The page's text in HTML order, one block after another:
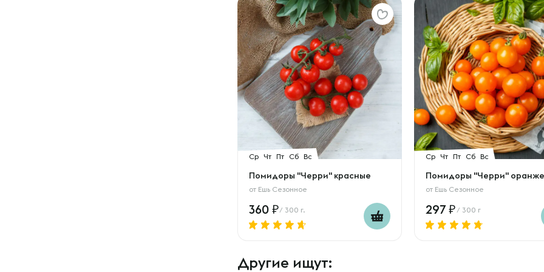
Ср Чт Пт Сб Вс
Помидоры "Черри" красные
от Ешь Сезонное
360 / 300 г.
Ср Чт Пт Сб Вс
Помидоры "Черри"
от Ешь Сезонное
297 / 300 г
Другие ищут: